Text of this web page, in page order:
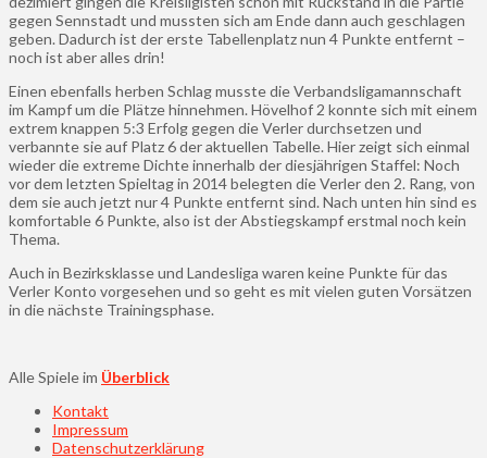
gegen Sennstadt und mussten sich am Ende dann auch geschlagen
geben. Dadurch ist der erste Tabellenplatz nun 4 Punkte entfernt –
noch ist aber alles drin!
Einen ebenfalls herben Schlag musste die Verbandsligamannschaft
im Kampf um die Plätze hinnehmen. Hövelhof 2 konnte sich mit einem
extrem knappen 5:3 Erfolg gegen die Verler durchsetzen und
verbannte sie auf Platz 6 der aktuellen Tabelle. Hier zeigt sich einmal
wieder die extreme Dichte innerhalb der diesjährigen Staffel: Noch
vor dem letzten Spieltag in 2014 belegten die Verler den 2. Rang, von
dem sie auch jetzt nur 4 Punkte entfernt sind. Nach unten hin sind es
komfortable 6 Punkte, also ist der Abstiegskampf erstmal noch kein
Thema.
Auch in Bezirksklasse und Landesliga waren keine Punkte für das
Verler Konto vorgesehen und so geht es mit vielen guten Vorsätzen
in die nächste Trainingsphase.
Alle Spiele im Überblick
Kontakt
Impressum
Datenschutzerklärung